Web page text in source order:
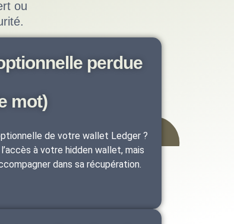
ou
perdue
mot)
de votre wallet Ledger ?
à votre hidden wallet, mais
dans sa récupération.